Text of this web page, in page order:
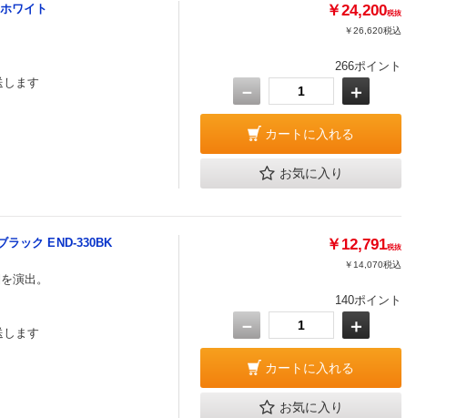
ワイト
します
￥24,200税抜
￥26,620税込
266ポイント
－ ＋
カートに入れる
お気に入り
ラック END-330BK
演出。
します
￥12,791税抜
￥14,070税込
140ポイント
－ ＋
カートに入れる
お気に入り